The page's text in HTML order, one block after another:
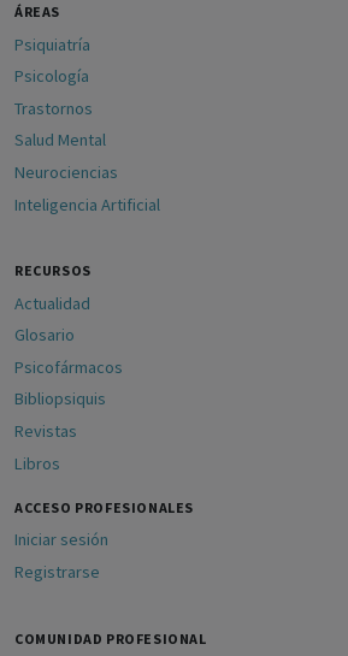
ÁREAS
Psiquiatría
Psicología
Trastornos
Salud Mental
Neurociencias
Inteligencia Artificial
RECURSOS
Actualidad
Glosario
Psicofármacos
Bibliopsiquis
Revistas
Libros
ACCESO PROFESIONALES
Iniciar sesión
Registrarse
COMUNIDAD PROFESIONAL